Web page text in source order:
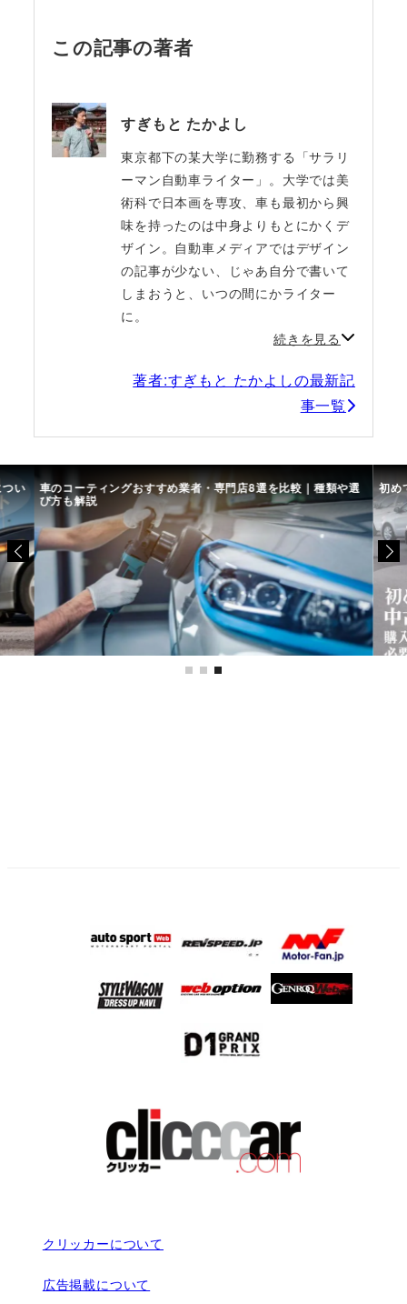
この記事の著者
すぎもと たかよし
東京都下の某大学に勤務する「サラリ
ーマン自動車ライター」。大学では美
術科で日本画を専攻、車も最初から興
味を持ったのは中身よりもとにかくデ
ザイン。自動車メディアではデザイン
の記事が少ない、じゃあ自分で書いて
しまおうと、いつの間にかライター
に。
続きを見る
著者:すぎもと たかよしの最新記
事一覧
い 車のコーティングおすすめ業者・専門店8選を比較｜種類や選
び方も解説
初め
クリッカーについて
広告掲載について